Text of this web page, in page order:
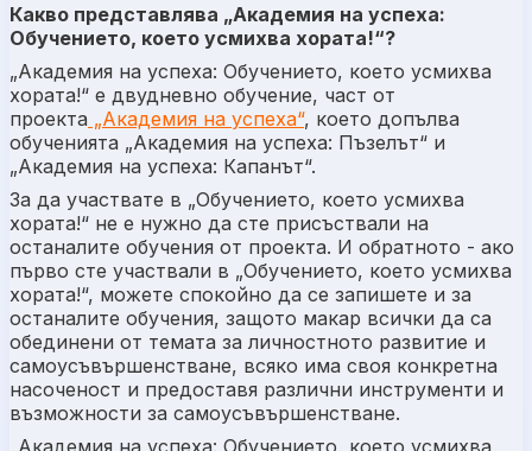
Какво представлява „Академия на успеха:
Обучението, което усмихва хората!“?
„Академия на успеха: Обучението, което усмихва
хората!“ е двудневно обучение, част от
проекта „Академия на успеха“, което допълва
обученията „Академия на успеха: Пъзелът“ и
„Академия на успеха: Капанът“.
За да участвате в „Обучението, което усмихва
хората!“ не е нужно да сте присъствали на
останалите обучения от проекта. И обратното - ако
първо сте участвали в „Обучението, което усмихва
хората!“, можете спокойно да се запишете и за
останалите обучения, защото макар всички да са
обединени от темата за личностното развитие и
самоусъвършенстване, всяко има своя конкретна
насоченост и предоставя различни инструменти и
възможности за самоусъвършенстване.
„Академия на успеха: Обучението, което усмихва